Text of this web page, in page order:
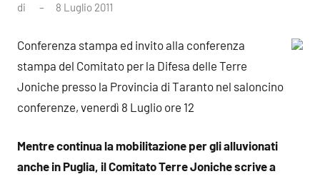
di 8 Luglio 2011
Conferenza stampa ed invito alla conferenza
stampa del Comitato per la Difesa delle Terre
Joniche presso la Provincia di Taranto nel saloncino
conferenze, venerdì 8 Luglio ore 12
Mentre continua la mobilitazione per gli alluvionati
anche in Puglia, il Comitato Terre Joniche scrive a